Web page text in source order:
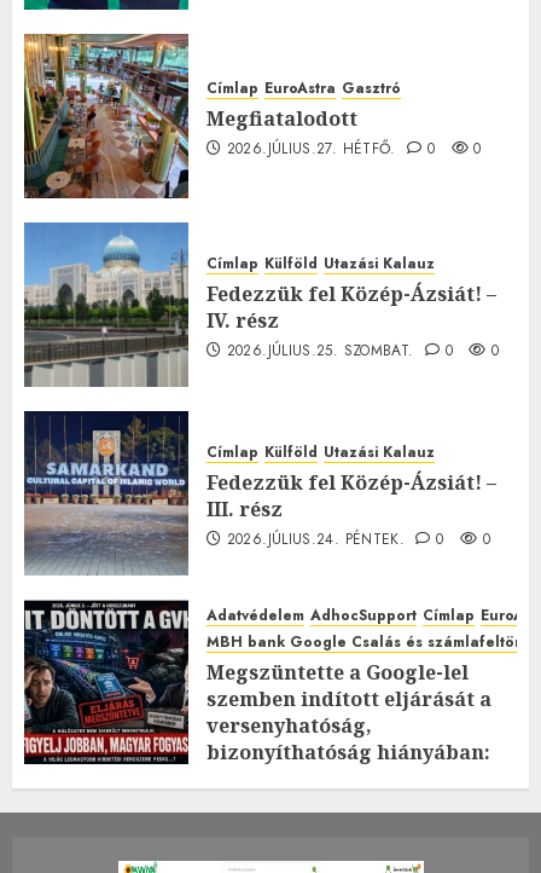
Címlap EuroAstra Gasztró
Megfiatalodott
2026.JÚLIUS.27. HÉTFŐ. 0 0
Címlap Külföld Utazási Kalauz
Fedezzük fel Közép-Ázsiát! –
IV. rész
2026.JÚLIUS.25. SZOMBAT. 0 0
Címlap Külföld Utazási Kalauz
Fedezzük fel Közép-Ázsiát! –
III. rész
2026.JÚLIUS.24. PÉNTEK. 0 0
Adatvédelem AdhocSupport Címlap
MBH bank Google Csalás és
Megszüntette a Google-lel
szemben indított eljárását a
versenyhatóság,
bizonyíthatóság hiányában:
2026.JÚLIUS.23. CSÜTÖRTÖK.
0